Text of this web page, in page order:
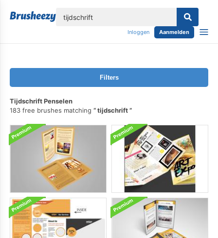
Inloggen Aanmelden
Filters
Tijdschrift Penselen
183 free brushes matching
tijdschrift